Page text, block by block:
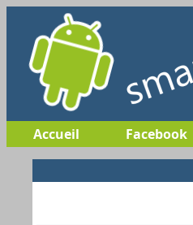
Accueil Facebook